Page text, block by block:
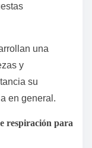
una
y
su
en general.
respiración para